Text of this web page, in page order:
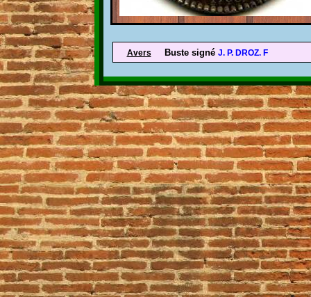
Avers Buste signé J. P. DROZ. F